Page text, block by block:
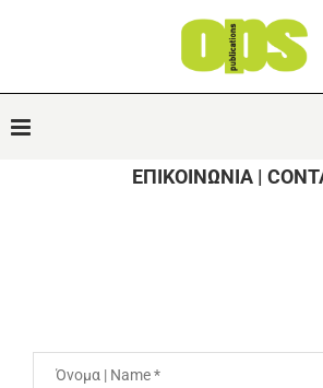
ΕΠΙΚΟΙΝΩΝΙΑ |